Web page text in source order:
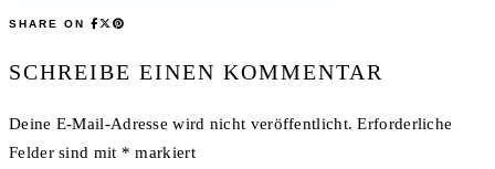
SHARE ON
SCHREIBE EINEN KOMMENTAR
Deine E-Mail-Adresse wird nicht veröffentlicht. Erforderliche
Felder sind mit * markiert